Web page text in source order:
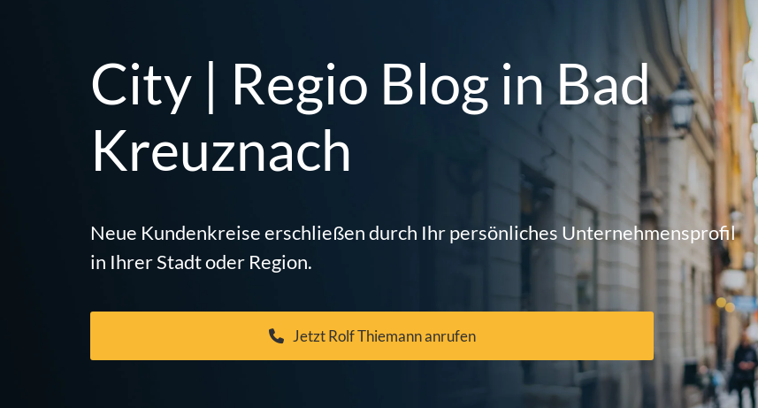
City | Regio Blog in Bad
Kreuznach
Neue Kundenkreise erschließen durch Ihr persönliches Unternehmensprofil
in Ihrer Stadt oder Region.
Jetzt Rolf Thiemann anrufen